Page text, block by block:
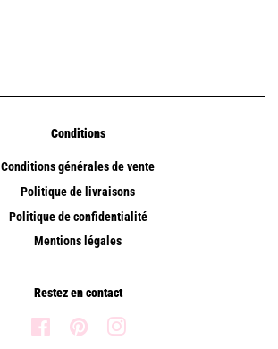
Conditions
Conditions générales de vente
Politique de livraisons
Politique de confidentialité
Mentions légales
Restez en contact
Facebook Pinterest